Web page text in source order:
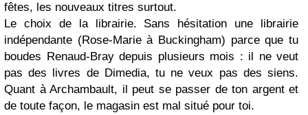
fêtes, les nouveaux titres surtout.
Le choix de la librairie. Sans hésitation une librairie
indépendante (Rose-Marie à Buckingham) parce que tu
boudes Renaud-Bray depuis plusieurs mois : il ne veut
pas des livres de Dimedia, tu ne veux pas des siens.
Quant à Archambault, il peut se passer de ton argent et
de toute façon, le magasin est mal situé pour toi.